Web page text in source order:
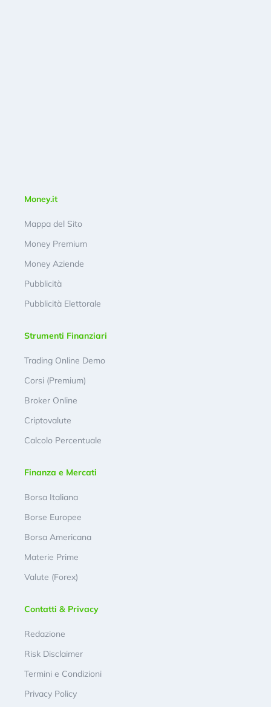
Money.it
Mappa del Sito
Money Premium
Money Aziende
Pubblicità
Pubblicità Elettorale
Strumenti Finanziari
Trading Online Demo
Corsi (Premium)
Broker Online
Criptovalute
Calcolo Percentuale
Finanza e Mercati
Borsa Italiana
Borse Europee
Borsa Americana
Materie Prime
Valute (Forex)
Contatti & Privacy
Redazione
Risk Disclaimer
Termini e Condizioni
Privacy Policy